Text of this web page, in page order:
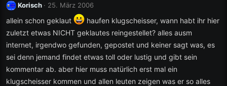
Korisch 25. März 2006
allein schon geklaut
haufen klugscheisser, wann habt ihr hier
zuletzt etwas NICHT geklautes reingestellet? alles ausm
internet, irgendwo gefunden, gepostet und keiner sagt was, es
sei denn jemand findet etwas toll oder lustig und gibt sein
kommentar ab. aber hier muss natürlich erst mal ein
klugscheisser kommen und allen leuten zeigen was er so alles